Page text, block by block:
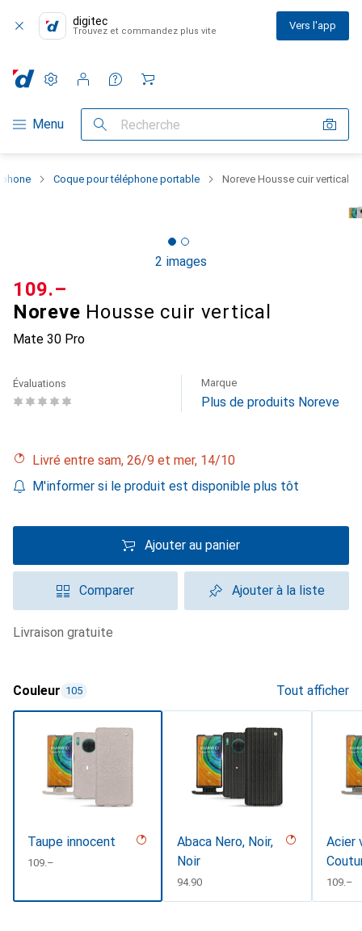
digitec
Trouvez et commandez plus vite Vers l'app
Navigation par catégorie
Menu Recherche
Paramètres
Compte client
Listes de comparaison
Listes d'envies
Panier
Coque pour téléphone portable Noreve Housse cuir vertical
2 images
Noreve Housse cuir vertical
Mate 30 Pro
CHF
109.–
Évaluations Marque
Plus de produits Noreve
Livré entre sam, 26/9 et mer, 14/10
M'informer si le produit est disponible plus tôt
Ajouter au panier
Comparer Ajouter à la liste
livraison gratuite
Couleur 105 Tout afficher
Taupe innocent
CHF
109.–
Abaca Nero, Noir,
Noir
CHF
94.90
Acier
CHF
109.–